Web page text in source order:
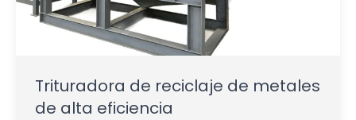
Trituradora de reciclaje de metales
de alta eficiencia